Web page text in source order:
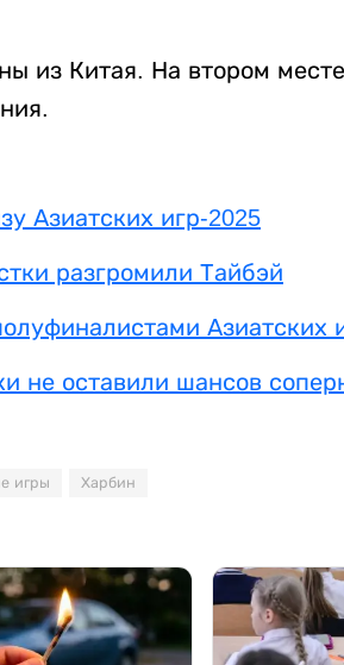
из Китая. На втором
Азиатских игр-2025
разгромили Тайбэй
Азиатских
не оставили шансов
игры Харбин